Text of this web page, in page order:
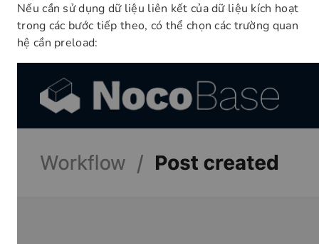
Nếu cần sử dụng dữ liệu liên kết của dữ liệu kích hoạt
trong các bước tiếp theo, có thể chọn các trường quan
hệ cần preload: